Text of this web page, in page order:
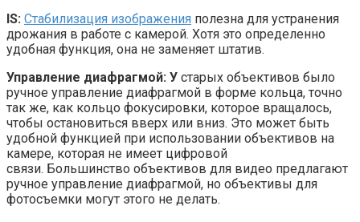
IS: Стабилизация изображения полезна для устранения
дрожания в работе с камерой. Хотя это определенно
удобная функция, она не заменяет штатив.
Управление диафрагмой: У старых объективов было
ручное управление диафрагмой в форме кольца, точно
так же, как кольцо фокусировки, которое вращалось,
чтобы остановиться вверх или вниз. Это может быть
удобной функцией при использовании объективов на
камере, которая не имеет цифровой
связи. Большинство объективов для видео предлагают
ручное управление диафрагмой, но объективы для
фотосъемки могут этого не делать.